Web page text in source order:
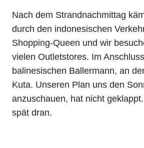
Nach dem Strandnachmittag
durch den indonesischen
Shopping-Queen und wir
vielen Outletstores. Im
balinesischen Ballermann, an
Kuta. Unseren Plan uns den
anzuschauen, hat nicht
spät dran.